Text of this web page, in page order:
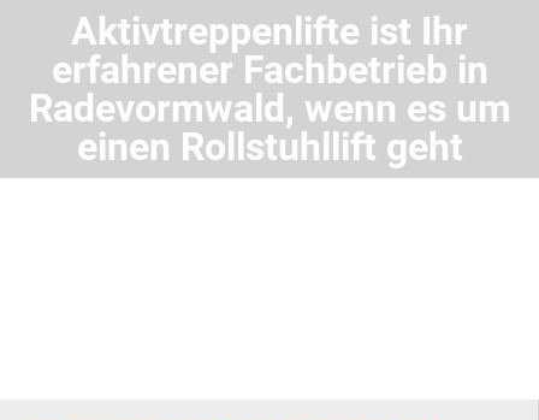
Aktivtreppenlifte ist Ihr
erfahrener Fachbetrieb in
Radevormwald, wenn es um
einen Rollstuhllift geht